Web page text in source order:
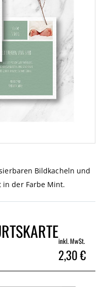
Bildkacheln und
in der Farbe Mint.
inkl. MwSt.
2,30 €